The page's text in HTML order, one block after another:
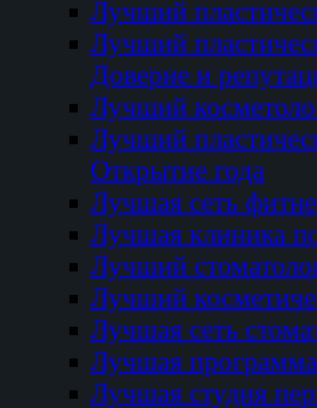
Лучший
Лучший
Доверие и
Лучший
Лучший
Открытие года
Лучшая сеть
Лучшая клиника
Лучший
Лучший
Лучшая сеть
Лучшая программа
Лучшая студия